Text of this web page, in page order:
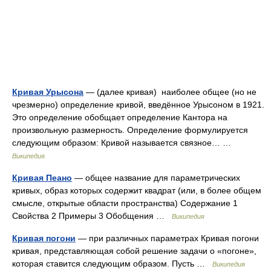
Кривая Урысона — (далее кривая) наиболее общее (но не
чрезмерно) определение кривой, введённое Урысоном в 1921.
Это определение обобщает определение Кантора на
произвольную размерность. Определение формулируется
следующим образом: Кривой называется связное… …
Википедия
Кривая Пеано — общее название для параметрических
кривых, образ которых содержит квадрат (или, в более общем
смысле, открытые области пространства) Содержание 1
Свойства 2 Примеры 3 Обобщения …
Википедия
Кривая погони — при различных параметрах Кривая погони
кривая, представляющая собой решение задачи о «погоне»,
которая ставится следующим образом. Пусть …
Википедия